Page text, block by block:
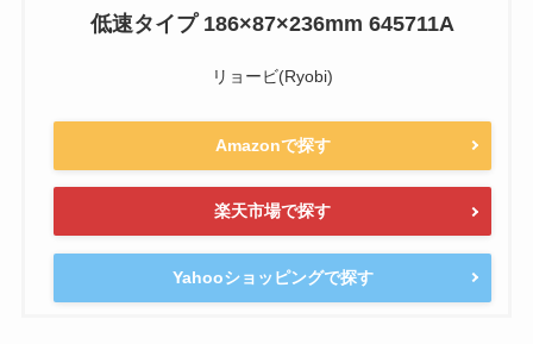
低速タイプ 186×87×236mm 645711A
リョービ(Ryobi)
Amazonで探す
楽天市場で探す
Yahooショッピングで探す